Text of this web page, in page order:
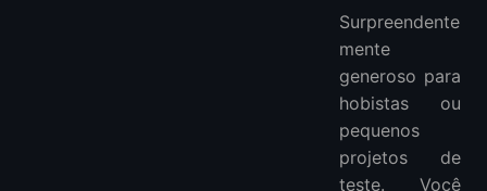
Surpreendente
mente
generoso para
hobistas ou
pequenos
projetos de
teste. Você